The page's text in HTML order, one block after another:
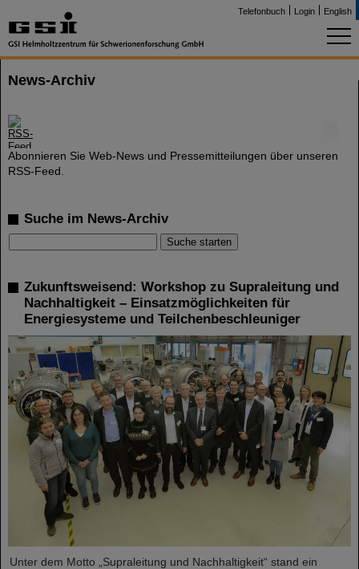
Telefonbuch Login English
News-Archiv
Abonnieren Sie Web-News und Pressemitteilungen über unseren
RSS-Feed.
Suche im News-Archiv
Zukunftsweisend: Workshop zu Supraleitung und
Nachhaltigkeit – Einsatzmöglichkeiten für
Energiesysteme und Teilchenbeschleuniger
Unter dem Motto „Supraleitung und Nachhaltigkeit“ stand ein